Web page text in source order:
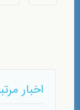
اخبار